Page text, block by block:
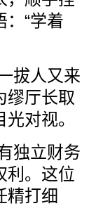
：“学着
拔人又来
缪厅长取
对视。
独立财务
利。这位
精打细